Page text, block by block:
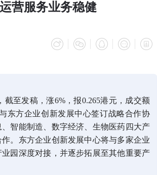
营服务业务稳健
至发稿，涨6%，报0.265港元，成交额
东方企业创新发展中心签订战略合作协
智能制造、数字经济、生物医药四大产
。东方企业创新发展中心将与多家企业
园深度对接，并逐步拓展至其他重要产